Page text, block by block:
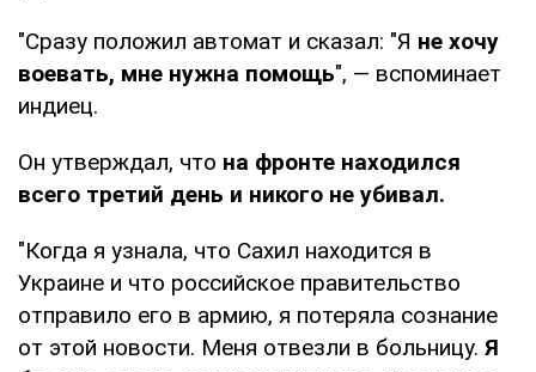
"Сразу положил автомат и сказал: "Я не хочу
воевать, мне нужна помощь", — вспоминает
индиец.
Он утверждал, что на фронте находился
всего третий день и никого не убивал.
"Когда я узнала, что Сахил находится в
Украине и что российское правительство
отправило его в армию, я потеряла сознание
от этой новости. Меня отвезли в больницу. Я